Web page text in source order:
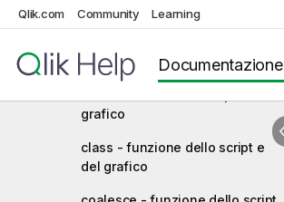
Qlik.com Community Learning
Documentazione
Funzioni condizionali
grafico
class - funzione dello script e
del grafico